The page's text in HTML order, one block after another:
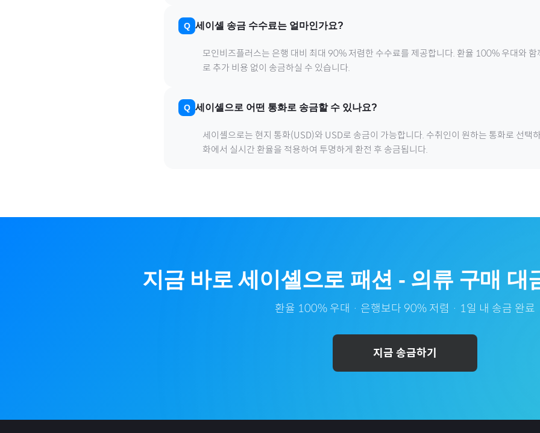
세이셸 송금 수수료는 얼마인가요?
모인비즈플러스는 은행 대비 최대 90% 저렴한 수수료를 제공합니다. 환율 100% 우대와
로 추가 비용 없이 송금하실 수 있습니다.
세이셸으로 어떤 통화로 송금할 수 있나요?
세이셸으로는 현지 통화(USD)와 USD로 송금이 가능합니다. 수취인이 원하는 통화로 선택
화에서 실시간 환율을 적용하여 투명하게 환전 후 송금됩니다.
지금 바로세이셸으로 패션 - 의류구매 대
환율 100% 우대 · 은행보다 90% 저렴 · 1일 내 송금 완료
지금 송금하기